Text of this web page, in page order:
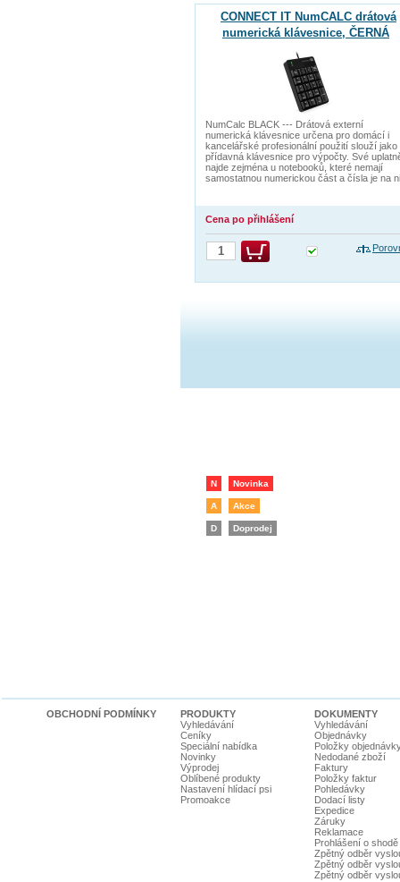
CONNECT IT NumCALC drátová
numerická klávesnice, ČERNÁ
NumCalc BLACK --- Drátová externí
numerická klávesnice určena pro domácí i
kancelářské profesionální použití slouží jako
přídavná klávesnice pro výpočty. Své
najde zejména u notebooků, které nemají
samostatnou numerickou část a čísla je na
Cena po přihlášení
N Novinka
A Akce
D Doprodej
OBCHODNÍ PODMÍNKY
PRODUKTY
Vyhledávání
Ceníky
Speciální nabídka
Novinky
Výprodej
Oblíbené produkty
Nastavení hlídací psi
Promoakce
DOKUMENTY
Vyhledávání
Objednávky
Položky
Nedodané zboží
Faktury
Položky faktur
Pohledávky
Dodací listy
Expedice
Záruky
Reklamace
Prohlášení o shodě
Zpětný odběr
Zpětný odběr
Zpětný odběr